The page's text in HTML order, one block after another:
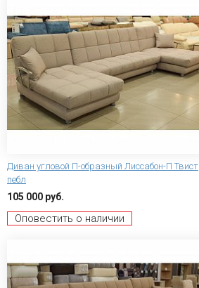
Диван угловой П-образный Лиссабон-П Твист
пебл
105 000 руб.
Оповестить о наличии